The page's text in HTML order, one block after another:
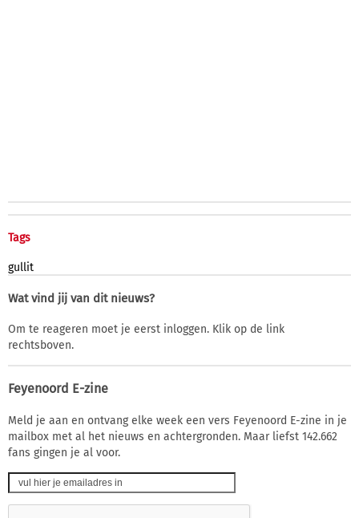
Tags
gullit
Wat vind jij van dit nieuws?
Om te reageren moet je eerst inloggen. Klik op de link
rechtsboven.
Feyenoord E-zine
Meld je aan en ontvang elke week een vers Feyenoord E-zine in je
mailbox met al het nieuws en achtergronden. Maar liefst 142.662
fans gingen je al voor.